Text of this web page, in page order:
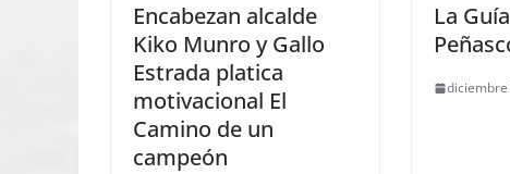
Encabezan alcalde
Kiko Munro y Gallo
Estrada platica
motivacional El
Camino de un
campeón
La